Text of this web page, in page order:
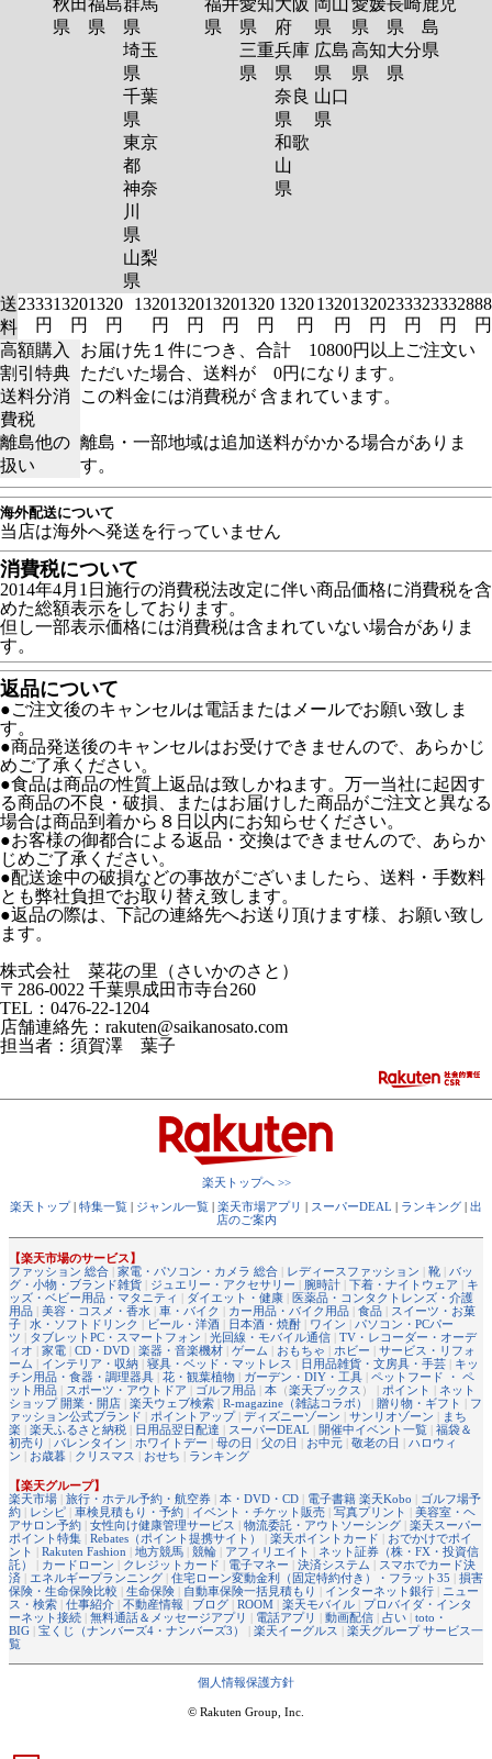
秋田
県
福島
県
群馬
県
埼玉
県
千葉
県
東京
都
神奈
川
県
山梨
県
福井
県
愛知
県
三重
県
大阪
府
兵庫
県
奈良
県
和歌
山
県
岡山
県
広島
県
山口
県
愛媛
県
高知
県
長崎
県
大分
県
鹿児
島
県
送
料
2333
円
1320
円
1320
円
1320
円
1320
円
1320
円
1320
円
1320
円
1320
円
1320
円
2333
円
2333
円
2888
円
高額購入
割引特典
お届け先１件につき、合計 10800円以上ご注文い
ただいた場合、送料が 0円になります。
送料分消
費税
この料金には消費税が 含まれています。
離島他の
扱い
離島・一部地域は追加送料がかかる場合がありま
す。
海外配送について
当店は海外へ発送を行っていません
消費税について
2014年4月1日施行の消費税法改定に伴い商品価格に消費税を含
めた総額表示をしております。
但し一部表示価格には消費税は含まれていない場合がありま
す。
返品について
●ご注文後のキャンセルは電話またはメールでお願い致しま
す。
●商品発送後のキャンセルはお受けできませんので、あらかじ
めご了承ください。
●食品は商品の性質上返品は致しかねます。万一当社に起因す
る商品の不良・破損、またはお届けした商品がご注文と異なる
場合は商品到着から８日以内にお知らせください。
●お客様の御都合による返品・交換はできませんので、あらか
じめご了承ください。
●配送途中の破損などの事故がございましたら、送料・手数料
とも弊社負担でお取り替え致します。
●返品の際は、下記の連絡先へお送り頂けます様、お願い致し
ます。
株式会社 菜花の里（さいかのさと）
〒286-0022 千葉県成田市寺台260
TEL：0476-22-1204
店舗連絡先：rakuten@saikanosato.com
担当者：須賀澤 葉子
楽天トップへ >>
楽天トップ| 特集一覧 | ジャンル一覧 | 楽天市場アプリ | スーパーDEAL | ランキング | 出
店のご案内
【楽天市場のサービス】
ファッション 総合 | 家電・パソコン・カメラ 総合 | レディースファッション | 靴 | バッ
グ・小物・ブランド雑貨 | ジュエリー・アクセサリー | 腕時計 | 下着・ナイトウェア | キ
ッズ・ベビー用品・マタニティ | ダイエット・健康 | 医薬品・コンタクトレンズ・介護
用品 | 美容・コスメ・香水 | 車・バイク | カー用品・バイク用品 | 食品 | スイーツ・お菓
子 | 水・ソフトドリンク | ビール・洋酒 | 日本酒・焼酎 | ワイン | パソコン・PCパー
ツ | タブレットPC・スマートフォン | 光回線・モバイル通信 | TV・レコーダー・オーデ
ィオ | 家電 | CD・DVD | 楽器・音楽機材 | ゲーム | おもちゃ | ホビー | サービス・リフォ
ーム | インテリア・収納 | 寝具・ベッド・マットレス | 日用品雑貨・文房具・手芸 | キッ
チン用品・食器・調理器具 | 花・観葉植物 | ガーデン・DIY・工具 | ペットフード ・ ペ
ット用品 | スポーツ・アウトドア | ゴルフ用品 | 本 （楽天ブックス ） | ポイント | ネット
ショップ 開業・開店 | 楽天ウェブ検索 | R-magazine（雑誌コラボ） | 贈り物・ギフト | フ
ァッション公式ブランド | ポイントアップ| ディズニーゾーン | サンリオゾーン | まち
楽 | 楽天ふるさと納税 | 日用品翌日配達 | スーパーDEAL | 開催中イベント一覧 | 福袋＆
初売り | バレンタイン | ホワイトデー | 母の日 | 父の日 | お中元 | 敬老の日 | ハロウィ
ン | お歳暮 | クリスマス | おせち | ランキング
【楽天グループ】
楽天市場 | 旅行・ホテル予約・航空券 | 本・DVD・CD | 電子書籍 楽天Kobo | ゴルフ場予
約 | レシピ | 車検見積もり・予約 | イベント・チケット販売 | 写真プリント | 美容室・ヘ
アサロン予約 | 女性向け健康管理サービス | 物流委託・アウトソーシング | 楽天スーパー
ポイント特集 | Rebates（ポイント提携サイト） | 楽天ポイントカード | おでかけでポイ
ント | Rakuten Fashion | 地方競馬 | 競輪 | アフィリエイト | ネット証券（株・FX・投資信
託）
| カードローン | クレジットカード | 電子マネー | 決済システム | スマホでカード決
済 | エネルギープランニング | 住宅ローン変動金利（固定特約付き）・フラット35 | 損害
保険・生命保険比較 | 生命保険 | 自動車保険一括見積もり | インターネット銀行 | ニュー
ス・検索 | 仕事紹介 | 不動産情報 | ブログ | ROOM | 楽天モバイル | プロバイダ・インタ
ーネット接続 | 無料通話＆メッセージアプリ | 電話アプリ | 動画配信 | 占い | toto・
BIG | 宝くじ（ナンバーズ4・ナンバーズ3） | 楽天イーグルス | 楽天グループ サービス一
覧
個人情報保護方針
© Rakuten Group, Inc.